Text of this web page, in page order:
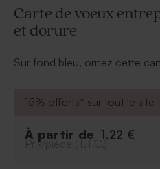
Carte de voeux
et dorure
Sur fond bleu, ornez cette
À personnaliser:
Texte et logo de société
15% offerts* sur tout le site
À partir de 1,22 €
Prix/pièce (T.T.C.)